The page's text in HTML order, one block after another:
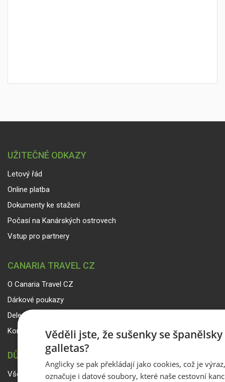
UŽITEČNÉ ODKAZY
Letový řád
Online platba
Dokumenty ke stažení
Počasí na Kanárských ostrovech
Vstup pro partnery
CANARIA TRAVEL CZ
O Canaria Travel CZ
Dárkové poukazy
Delegáti
Kontakty
DŮLEŽITÉ INFORMACE
Všeobecné smluvní podmínky a reklamační řád
Věděli jste, že sušenky se
galletas?
Anglicky se pak překládají jako cookies, což je
označuje i datové soubory, které naše cestovní